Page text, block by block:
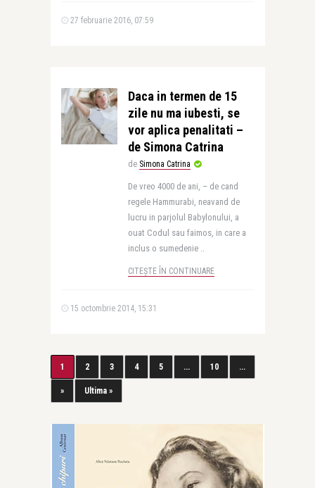
27 februarie 2016, 07:59
Daca in termen de 15
zile nu ma iubesti, se
vor aplica penalitati –
de Simona Catrina
de Simona Catrina
De vreo 4000 de ani, – de cand
regele Hammurabi, neavand de
lucru in parjolul Babylonului, a
ouat Codul sau faimos, in care a
inclus o sumedenie ..
CITEȘTE ÎN CONTINUARE
15 octombrie 2014, 15:31
1 2 3 4 5 ... 10 ...
» Ultima »